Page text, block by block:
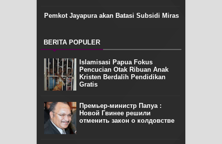
Pemkot Jayapura akan Batasi Subsidi Miras
BERITA POPULER
Islamisasi Papua Fokus
Pencucian Otak Ribuan Anak
Kristen Berdalih Pendidikan
Gratis
Премьер-министр Папуа :
Новой Гвинее решили
отменить закон о колдовстве